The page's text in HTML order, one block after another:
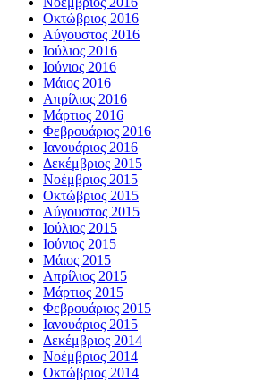
Οκτώβριος 2016
Αύγουστος 2016
Ιούλιος 2016
Ιούνιος 2016
Μάιος 2016
Απρίλιος 2016
Μάρτιος 2016
Φεβρουάριος 2016
Ιανουάριος 2016
Δεκέμβριος 2015
Νοέμβριος 2015
Οκτώβριος 2015
Αύγουστος 2015
Ιούλιος 2015
Ιούνιος 2015
Μάιος 2015
Απρίλιος 2015
Μάρτιος 2015
Φεβρουάριος 2015
Ιανουάριος 2015
Δεκέμβριος 2014
Νοέμβριος 2014
Οκτώβριος 2014